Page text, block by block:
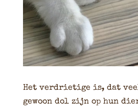
Het verdrietige is, dat
gewoon dol zijn op hun